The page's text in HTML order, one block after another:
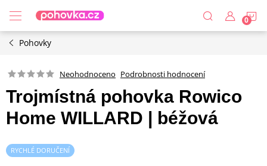
obsah
Pohovky
Neohodnoceno Podrobnosti hodnocení
Trojmístná pohovka Rowico
Home WILLARD | béžová
RYCHLÉ DORUČENÍ